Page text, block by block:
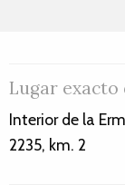
Lugar exacto
Interior de la
2235, km. 2